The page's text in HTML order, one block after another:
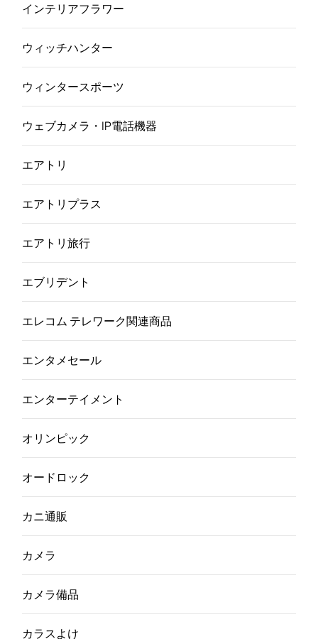
インテリアフラワー
ウィッチハンター
ウィンタースポーツ
ウェブカメラ・IP電話機器
エアトリ
エアトリプラス
エアトリ旅行
エブリデント
エレコム テレワーク関連商品
エンタメセール
エンターテイメント
オリンピック
オードロック
カニ通販
カメラ
カメラ備品
カラスよけ